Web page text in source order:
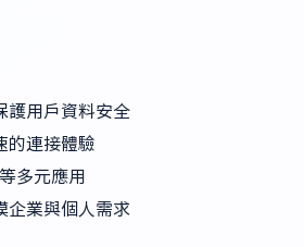
護用戶資料安全
的連接體驗
多元應用
企業與個人需求